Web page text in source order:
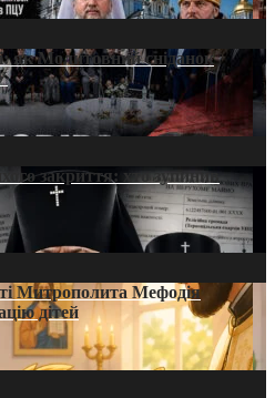
як Молитовний сніданок
закриття: хто зупинив
Митрополита Мефодія
дітей